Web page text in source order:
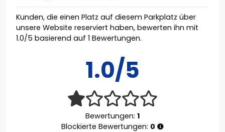
Kunden, die einen Platz auf diesem Parkplatz über
unsere Website reserviert haben, bewerten ihn mit
1.0/5 basierend auf 1 Bewertungen.
1.0/5
Bewertungen: 1
Blockierte Bewertungen: 0